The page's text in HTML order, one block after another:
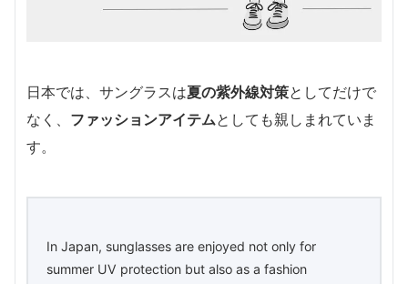
日本では、サングラスは夏の紫外線対策としてだけで
なく、 ファッションアイテムとしても親しまれていま
す。
In Japan, sunglasses are enjoyed not only for
summer UV protection but also as a fashion